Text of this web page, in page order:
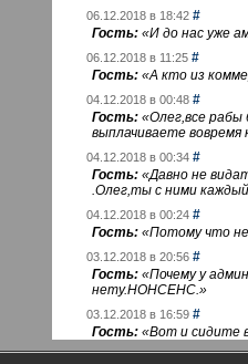
06.12.2018 в 18:42 #
Гость: «И до нас уже
06.12.2018 в 11:25 #
Гость: «А кто из
04.12.2018 в 00:48 #
Гость: «Олег,все рабы
выплачиваете
04.12.2018 в 00:34 #
Гость: «Давно не
.Олег,ты с ними каждый
04.12.2018 в 00:24 #
Гость: «Потому что не
03.12.2018 в 20:56 #
Гость: «Почему у
нету.НОНСЕНС.»
03.12.2018 в 16:59 #
Гость: «Вот и сидите